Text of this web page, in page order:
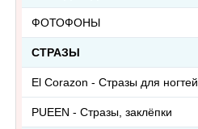
ФОТОФОНЫ
СТРАЗЫ
El Corazon - Стразы для ногтей
PUEEN - Cтразы, заклёпки